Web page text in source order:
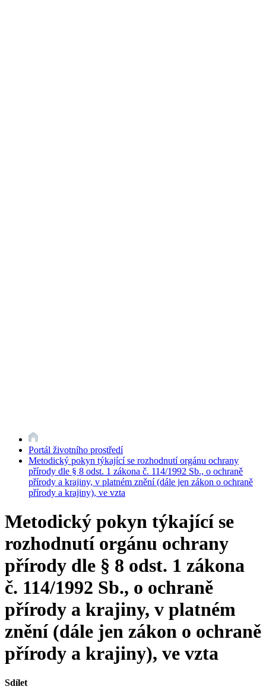
Portál životního prostředí
Metodický pokyn týkající se rozhodnutí orgánu ochrany
přírody dle § 8 odst. 1 zákona č. 114/1992 Sb., o ochraně
přírody a krajiny, v platném znění (dále jen zákon o ochraně
přírody a krajiny), ve vzta
Metodický pokyn týkající se
rozhodnutí orgánu ochrany
přírody dle § 8 odst. 1 zákona
č. 114/1992 Sb., o ochraně
přírody a krajiny, v platném
znění (dále jen zákon o ochraně
přírody a krajiny), ve vzta
Sdílet